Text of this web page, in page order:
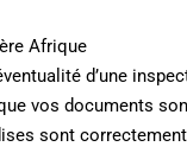
Afrique
d’une
vos documents
sont